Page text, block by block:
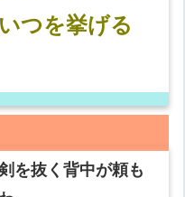
つを挙げる
を抜く背中が頼も